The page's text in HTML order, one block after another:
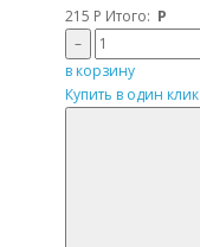
215 Р Итого: Р
–
в корзину
Купить в один клик